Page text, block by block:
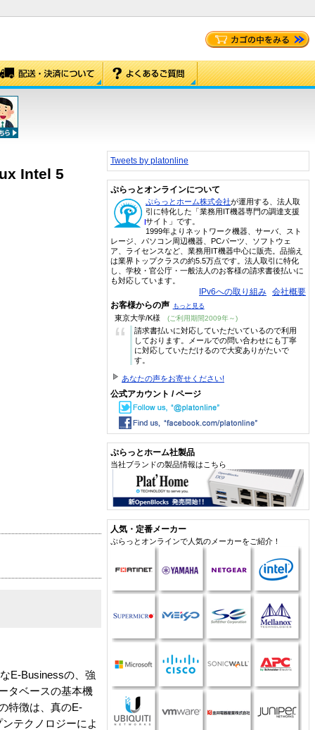
Intel 5
E-Businessの、強
タベースの基本機
特徴は、真のE-
テクノロジーによ
Tweets by platonline
ぷらっとオンラインについて
ぷらっとホーム株式会社が運用する、法人取
引に特化した「業務用IT機器専門の調達支援
サイト」です。
1999年よりネットワーク機器、サーバ、スト
レージ、パソコン周辺機器、PCパーツ、ソフトウェ
ア、ライセンスなど、業務用IT機器中心に販売。品揃え
は業界トップクラスの約5.5万点です。法人取引に特化
し、学校・官公庁・一般法人のお客様の請求書後払いに
も対応しています。
IPv6への取り組み 会社概要
お客様からの声 もっと見る
東京大学/K様 (ご利用期間2009年～)
“
請求書払いに対応していただいているので利用
しております。メールでの問い合わせにも丁寧
に対応していただけるので大変ありがたいで
す。
あなたの声をお寄せください!
公式アカウント / ページ
ぷらっとホーム社製品
当社ブランドの製品情報はこちら
人気・定番メーカー
ぷらっとオンラインで人気のメーカーをご紹介！